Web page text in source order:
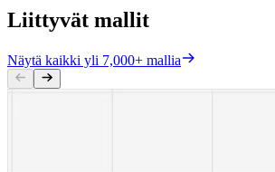
Liittyvät mallit
Näytä kaikki yli 7,000+ mallia